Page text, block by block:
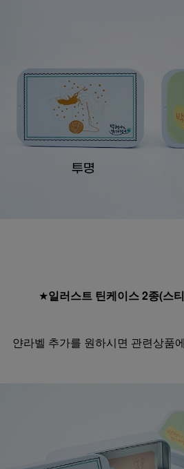
★일러스트 틴케이스 2종(스
얀라벨 추가를 원하시면 관련상품